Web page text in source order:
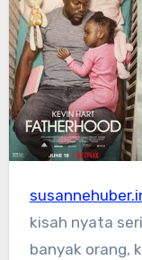
kisah nyata
banyak orang,